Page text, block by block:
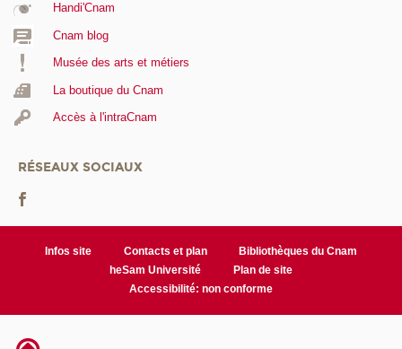
Handi'Cnam
Cnam blog
Musée des arts et métiers
La boutique du Cnam
Accès à l'intraCnam
RÉSEAUX SOCIAUX
Infos site Contacts et plan
Bibliothèques du Cnam
heSam Université
Plan de site
Accessibilité: non conforme